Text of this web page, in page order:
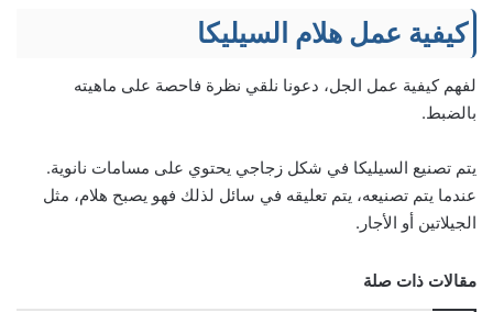
كيفية عمل هلام السيليكا
لفهم كيفية عمل الجل، دعونا نلقي نظرة فاحصة على ماهيته
بالضبط.
يتم تصنيع السيليكا في شكل زجاجي يحتوي على مسامات نانوية.
عندما يتم تصنيعه، يتم تعليقه في سائل لذلك فهو يصبح هلام، مثل
الجيلاتين أو الأجار.
مقالات ذات صلة